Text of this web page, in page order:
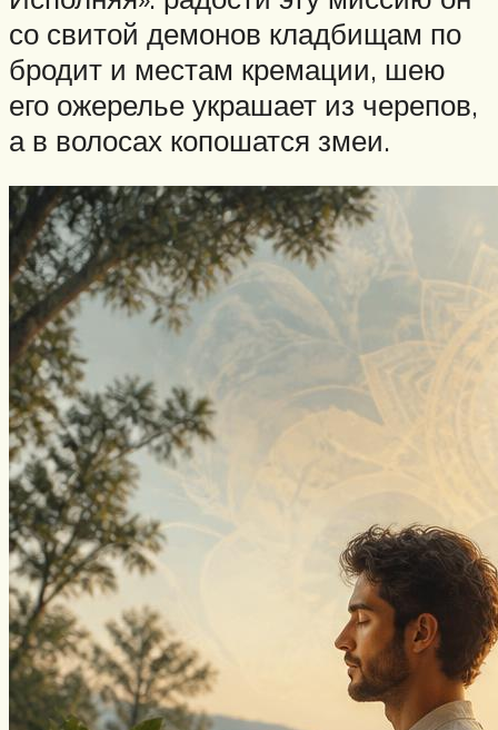
со свитой демонов кладбищам по
бродит и местам кремации, шею
его ожерелье украшает из черепов,
а в волосах копошатся змеи.